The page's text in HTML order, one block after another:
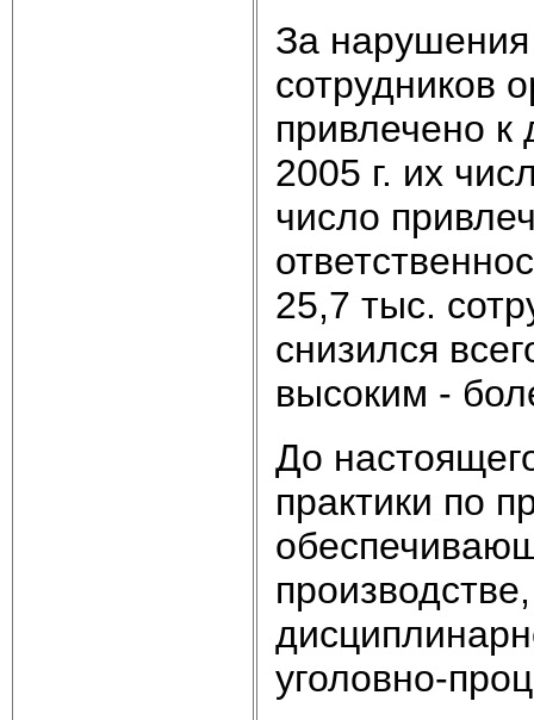
За нарушения
сотрудников
привлечено к
2005 г. их
число
25,7 тыс.
снизился
высоким -
До
практики по
уголовно-